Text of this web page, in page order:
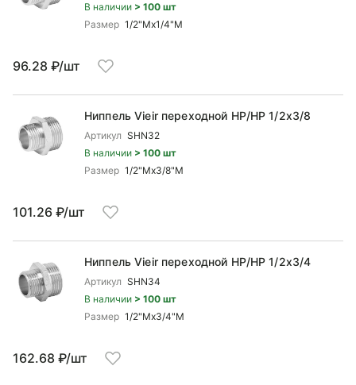
В наличии > 100 шт
Размер 1/2"Mx1/4"М
96.28 ₽/шт
Ниппель Vieir переходной НР/НР 1/2x3/8
Артикул SHN32
В наличии > 100 шт
Размер 1/2"Mx3/8"М
101.26 ₽/шт
Ниппель Vieir переходной НР/НР 1/2x3/4
Артикул SHN34
В наличии > 100 шт
Размер 1/2"Mx3/4"М
162.68 ₽/шт